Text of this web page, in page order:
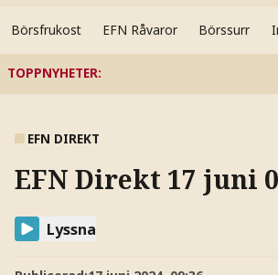
Börsfrukost EFN Råvaror Börssurr
TOPPNYHETER:
EFN DIREKT
EFN Direkt 17 juni
Lyssna